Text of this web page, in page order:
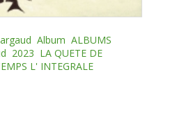
Album ALBUMS
2023 LA QUETE DE
L' INTEGRALE